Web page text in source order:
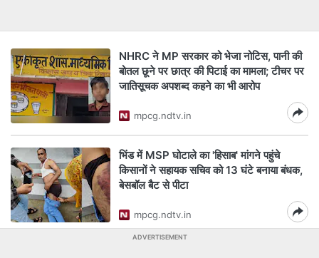
NHRC ने MP सरकार को भेजा नोटिस, पानी की
बोतल छूने पर छात्र की पिटाई का मामला; टीचर पर
जातिसूचक अपशब्द कहने का भी आरोप
mpcg.ndtv.in
भिंड में MSP घोटाले का 'हिसाब' मांगने पहुंचे
किसानों ने सहायक सचिव को 13 घंटे बनाया बंधक,
बेसबॉल बैट से पीटा
mpcg.ndtv.in
ADVERTISEMENT